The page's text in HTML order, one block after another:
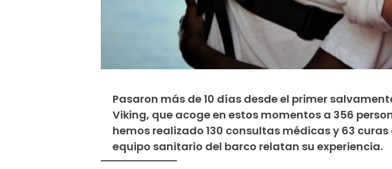
Pasaron más de 10 días desde el primer
Viking, que acoge en estos momentos a 356
hemos realizado 130 consultas médicas y 63
equipo sanitario del barco relatan su experiencia.